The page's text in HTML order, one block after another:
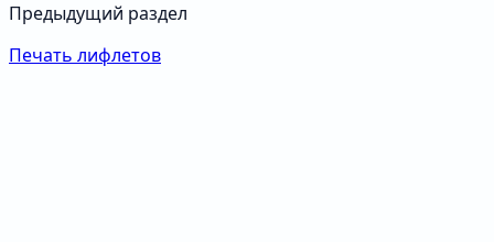
Предыдущий раздел
Печать лифлетов